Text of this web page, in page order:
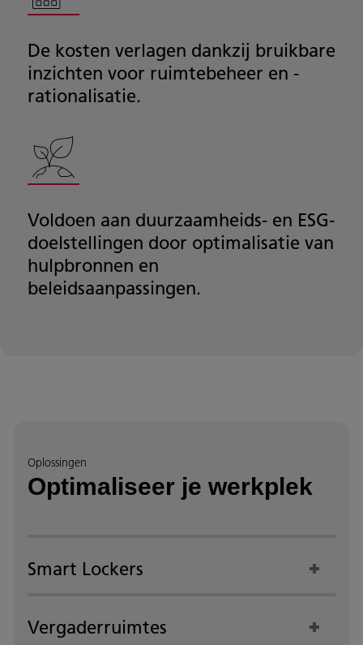
De kosten verlagen dankzij bruikbare
inzichten voor ruimtebeheer en -
rationalisatie.
Voldoen aan duurzaamheids- en ESG-
doelstellingen door optimalisatie van
hulpbronnen en
beleidsaanpassingen.
Oplossingen
Optimaliseer je werkplek
Smart Lockers
Vergaderruimtes